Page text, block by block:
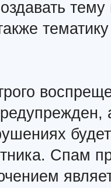
Спам